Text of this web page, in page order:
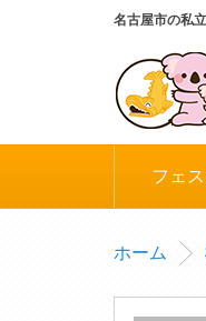
名古屋市の私
フェ
ホーム